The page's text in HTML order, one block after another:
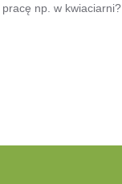
np. w kwiaciarni?